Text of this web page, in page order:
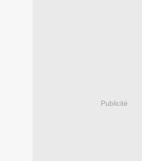
Publicité